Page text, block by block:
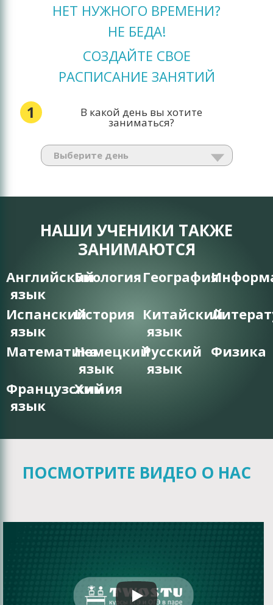
НЕТ НУЖНОГО ВРЕМЕНИ?
НЕ БЕДА!
СОЗДАЙТЕ СВОЕ
РАСПИСАНИЕ ЗАНЯТИЙ
1 В какой день вы хотите
заниматься?
НАШИ УЧЕНИКИ ТАКЖЕ
ЗАНИМАЮТСЯ
Английский
язык
БиологияГеография
Испанский
язык
История Китайский
язык
МатематикаНемецкий
язык
Русский
язык
Физика
Французский
язык
Химия
ПОСМОТРИТЕ ВИДЕО О НАС